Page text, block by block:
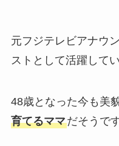
元フジテレビアナウ
ストとして活躍して
48歳となった今も美
育てるママだそうです